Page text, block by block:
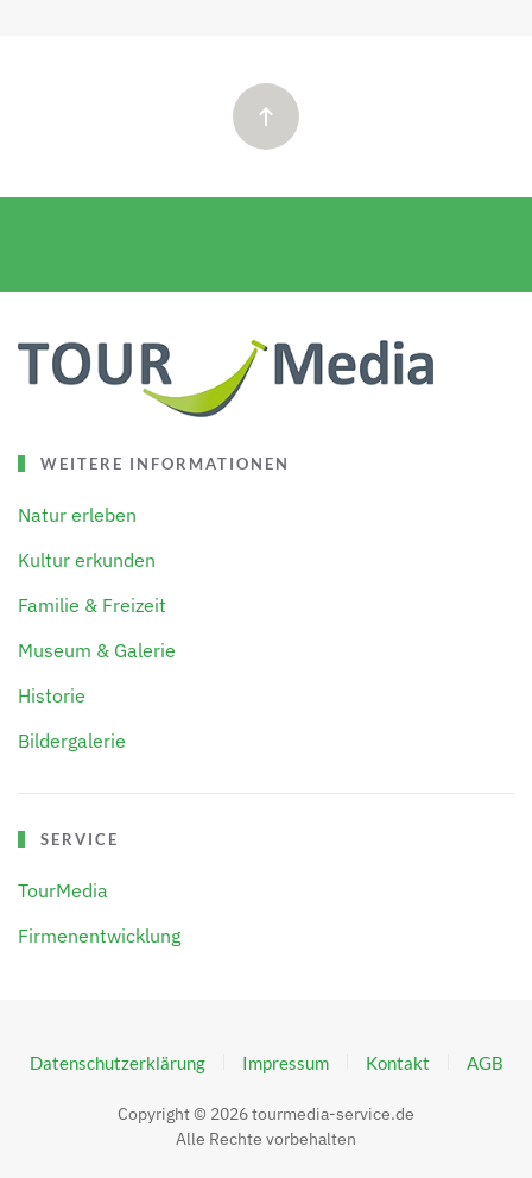
WEITERE INFORMATIONEN
Natur erleben
Kultur erkunden
Familie & Freizeit
Museum & Galerie
Historie
Bildergalerie
SERVICE
TourMedia
Firmenentwicklung
Datenschutzerklärung Impressum Kontakt AGB
Copyright © 2026tourmedia-service.de
Alle Rechte vorbehalten